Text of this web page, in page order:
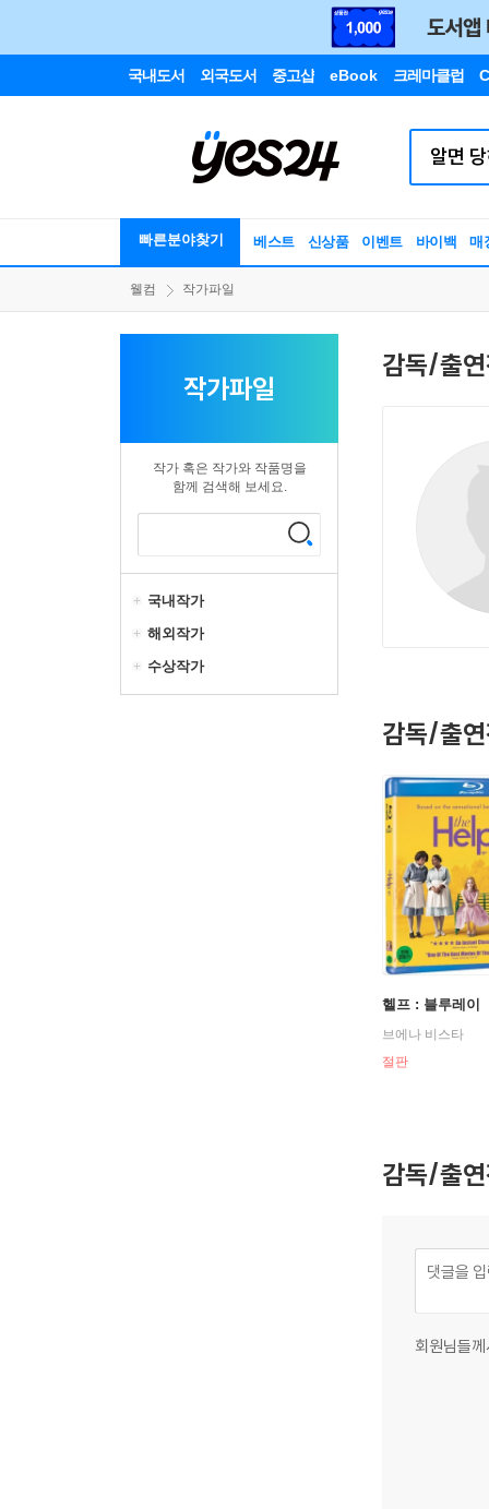
국내도서 외국도서 중고샵 eBook 크레마클럽
빠른분야찾기 베스트 신상품 이벤트 바이백 매
웰컴 작가파일
작가파일
작가 혹은 작가와 작품명을
함께 검색해 보세요.
국내작가
해외작가
수상작가
감독/출
감독/출
헬프 : 블루레이
브에나 비스타
절판
감독/출
회원님들